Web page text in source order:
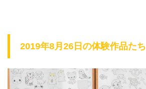
2019年8月26日の体験作品たち